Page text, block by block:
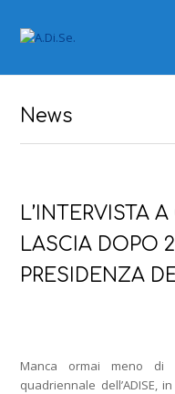
News
L’INTERVISTA
LASCIA DOPO
PRESIDENZA
Manca ormai meno di
quadriennale dell’ADISE,